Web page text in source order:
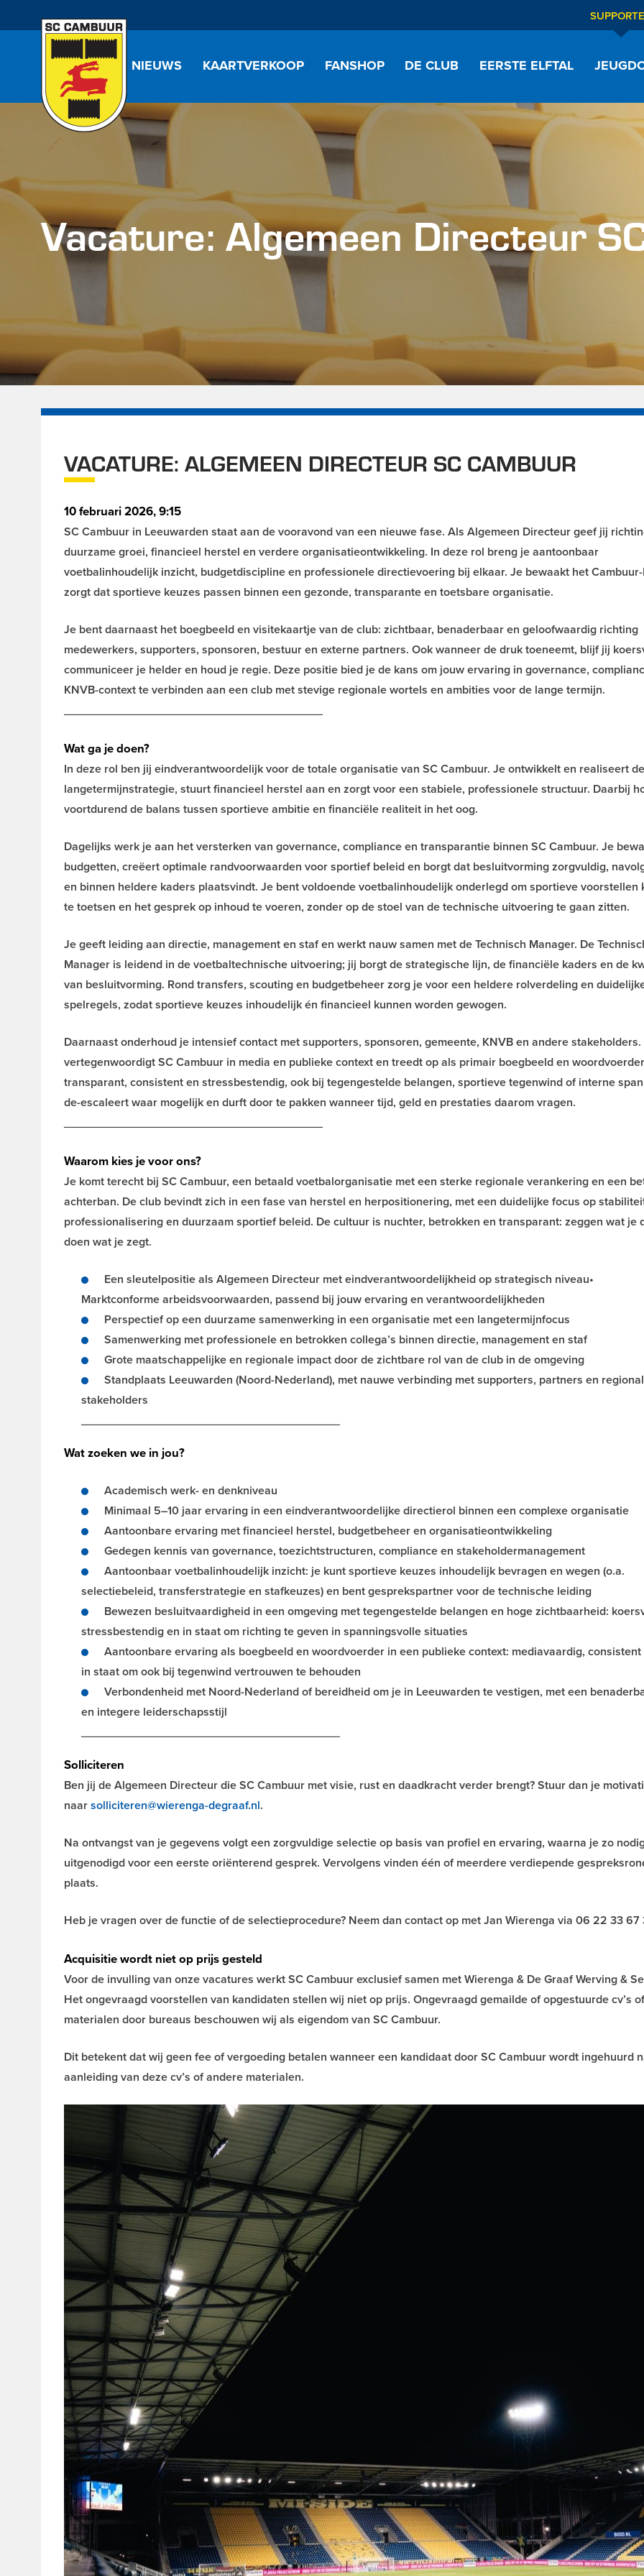
NIEUWS KAARTVERKOOP FANSHOP DE CLUB EERSTE ELFTAL
Vacature: Algemeen Directeur
VACATURE: ALGEMEEN DIRECTEUR SC CAMBUUR
10 februari 2026, 9:15
SC Cambuur in Leeuwarden staat aan de vooravond van een nieuwe fase. Als Algemeen Directeur geef jij
duurzame groei, financieel herstel en verdere organisatieontwikkeling. In deze rol breng je aantoonbaar
voetbalinhoudelijk inzicht, budgetdiscipline en professionele directievoering bij elkaar. Je bewaakt het
zorgt dat sportieve keuzes passen binnen een gezonde, transparante en toetsbare organisatie.
Je bent daarnaast het boegbeeld en visitekaartje van de club: zichtbaar, benaderbaar en geloofwaardig richting
medewerkers, supporters, sponsoren, bestuur en externe partners. Ook wanneer de druk toeneemt, blijf jij
communiceer je helder en houd je regie. Deze positie bied je de kans om jouw ervaring in governance,
KNVB-context te verbinden aan een club met stevige regionale wortels en ambities voor de lange termijn.
________________________________________
Wat ga je doen?
In deze rol ben jij eindverantwoordelijk voor de totale organisatie van SC Cambuur. Je ontwikkelt en realiseert de
langetermijnstrategie, stuurt financieel herstel aan en zorgt voor een stabiele, professionele structuur. Daarbij
voortdurend de balans tussen sportieve ambitie en financiële realiteit in het oog.
Dagelijks werk je aan het versterken van governance, compliance en transparantie binnen SC Cambuur. Je
budgetten, creëert optimale randvoorwaarden voor sportief beleid en borgt dat besluitvorming zorgvuldig,
en binnen heldere kaders plaatsvindt. Je bent voldoende voetbalinhoudelijk onderlegd om sportieve voorstellen
te toetsen en het gesprek op inhoud te voeren, zonder op de stoel van de technische uitvoering te gaan zitten.
Je geeft leiding aan directie, management en staf en werkt nauw samen met de Technisch Manager. De
Manager is leidend in de voetbaltechnische uitvoering; jij borgt de strategische lijn, de financiële kaders en de
van besluitvorming. Rond transfers, scouting en budgetbeheer zorg je voor een heldere rolverdeling en
spelregels, zodat sportieve keuzes inhoudelijk én financieel kunnen worden gewogen.
Daarnaast onderhoud je intensief contact met supporters, sponsoren, gemeente, KNVB en andere stakeholders.
vertegenwoordigt SC Cambuur in media en publieke context en treedt op als primair boegbeeld en
transparant, consistent en stressbestendig, ook bij tegengestelde belangen, sportieve tegenwind of interne
de-escaleert waar mogelijk en durft door te pakken wanneer tijd, geld en prestaties daarom vragen.
________________________________________
Waarom kies je voor ons?
Je komt terecht bij SC Cambuur, een betaald voetbalorganisatie met een sterke regionale verankering en een
achterban. De club bevindt zich in een fase van herstel en herpositionering, met een duidelijke focus op
professionalisering en duurzaam sportief beleid. De cultuur is nuchter, betrokken en transparant: zeggen wat je
doen wat je zegt.
Een sleutelpositie als Algemeen Directeur met eindverantwoordelijkheid op strategisch niveau•
Marktconforme arbeidsvoorwaarden, passend bij jouw ervaring en verantwoordelijkheden
Perspectief op een duurzame samenwerking in een organisatie met een langetermijnfocus
Samenwerking met professionele en betrokken collega’s binnen directie, management en staf
Grote maatschappelijke en regionale impact door de zichtbare rol van de club in de omgeving
Standplaats Leeuwarden (Noord-Nederland), met nauwe verbinding met supporters, partners en
stakeholders
________________________________________
Wat zoeken we in jou?
Academisch werk- en denkniveau
Minimaal 5–10 jaar ervaring in een eindverantwoordelijke directierol binnen een complexe organisatie
Aantoonbare ervaring met financieel herstel, budgetbeheer en organisatieontwikkeling
Gedegen kennis van governance, toezichtstructuren, compliance en stakeholdermanagement
Aantoonbaar voetbalinhoudelijk inzicht: je kunt sportieve keuzes inhoudelijk bevragen en wegen (o.a.
selectiebeleid, transferstrategie en stafkeuzes) en bent gesprekspartner voor de technische leiding
Bewezen besluitvaardigheid in een omgeving met tegengestelde belangen en hoge zichtbaarheid:
stressbestendig en in staat om richting te geven in spanningsvolle situaties
Aantoonbare ervaring als boegbeeld en woordvoerder in een publieke context: mediavaardig, consistent
in staat om ook bij tegenwind vertrouwen te behouden
Verbondenheid met Noord-Nederland of bereidheid om je in Leeuwarden te vestigen, met een
en integere leiderschapsstijl
________________________________________
Solliciteren
Ben jij de Algemeen Directeur die SC Cambuur met visie, rust en daadkracht verder brengt? Stuur dan je
naarsolliciteren@wierenga-degraaf.nl.
Na ontvangst van je gegevens volgt een zorgvuldige selectie op basis van profiel en ervaring, waarna je zo
uitgenodigd voor een eerste oriënterend gesprek. Vervolgens vinden één of meerdere verdiepende
plaats.
Heb je vragen over de functie of de selectieprocedure? Neem dan contact op met Jan Wierenga via 06 22 33 67
Acquisitie wordt niet op prijs gesteld
Voor de invulling van onze vacatures werkt SC Cambuur exclusief samen met Wierenga & De Graaf Werving &
Het ongevraagd voorstellen van kandidaten stellen wij niet op prijs. Ongevraagd gemailde of opgestuurde cv’s
materialen door bureaus beschouwen wij als eigendom van SC Cambuur.
Dit betekent dat wij geen fee of vergoeding betalen wanneer een kandidaat door SC Cambuur wordt ingehuurd
aanleiding van deze cv’s of andere materialen.